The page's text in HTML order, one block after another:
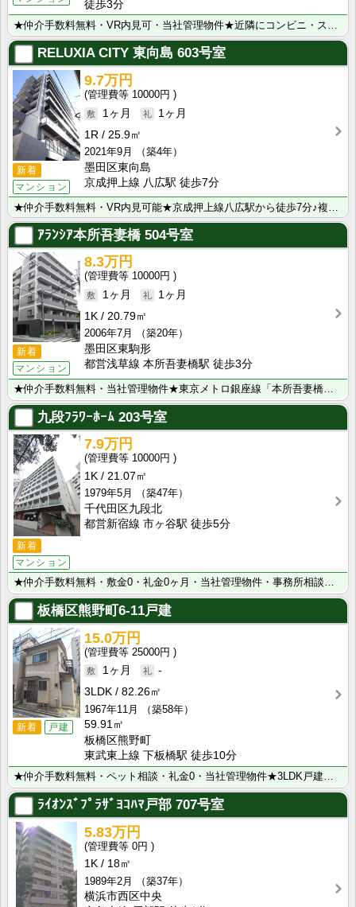
徒歩3分
RELUXIA CITY 東向島 603号室
新着
マンション
9.7万円
10000円
1ヶ月
1ヶ月
1R
25.9㎡
2021年9月
（築4年）
墨田区東向島
京成押上線 八広駅 徒歩7分
ｱﾗﾝｼｱ本所吾妻橋504号室
新着
マンション
8.3万円
10000円
1ヶ月
1ヶ月
1K
20.79㎡
2006年7月
（築20年）
墨田区東駒形
都営浅草線 本所吾妻橋駅 徒歩3分
九段ﾌﾗﾜｰﾎｰﾑ 203号室
新着
マンション
7.9万円
10000円
1K
21.07㎡
1979年5月
（築47年）
千代田区九段北
都営新宿線 市ヶ谷駅 徒歩5分
★仲介手数料無料・敷金0・礼金0ヶ月・当社管理物件・事務所相談可能★都営新宿線｢市ヶ谷｣駅から徒歩5･･･
板橋区熊野町6-11戸建
新着 戸建
15.0万円
25000円
1ヶ月
-
3LDK
82.26㎡
1967年11月
（築58年）
59.91㎡
板橋区熊野町
東武東上線 下板橋駅 徒歩10分
★仲介手数料無料・ペット相談・礼金0・当社管理物件★3LDK戸建物件♪『下板橋駅』から徒歩10分以内･･･
ﾗｲｵﾝｽﾞﾌﾟﾗｻﾞﾖｺﾊﾏ戸部 707号室
5.83万円
0円
1K
18㎡
1989年2月
（築37年）
横浜市西区中央